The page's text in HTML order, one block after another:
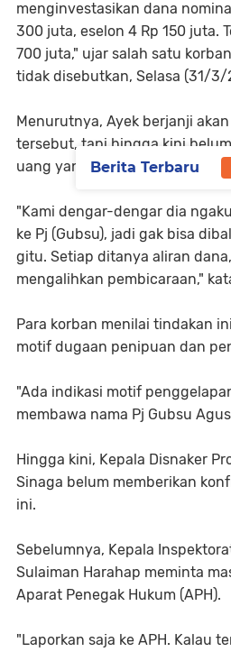
menginvestasikan dana
300 juta, eselon 4 Rp 150 juta.
700 juta," ujar salah satu
tidak disebutkan, Selasa (31/3/
Menurutnya, Ayek berjanji
tersebut, tapi hingga kini
uang yang dilakukan.
"Kami dengar-dengar dia
ke Pj (Gubsu), jadi gak bisa
gitu. Setiap ditanya aliran
mengalihkan pembicaraan,"
Para korban menilai tindakan
motif dugaan penipuan dan
"Ada indikasi motif
membawa nama Pj Gubsu
Hingga kini, Kepala Disnaker
Sinaga belum memberikan
ini.
Sebelumnya, Kepala
Sulaiman Harahap meminta
Aparat Penegak Hukum (APH).
"Laporkan saja ke APH. Kalau
Berita Terbaru